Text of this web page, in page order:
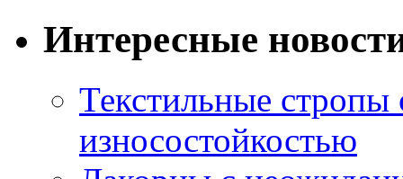
Интересные
Текстильные
износостойкостью